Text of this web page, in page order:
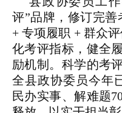
评”品牌，修订完善
+ 专项履职 + 群众
化考评指标，健全
励机制。科学的考
全县政协委员今年
民办实事、解难题